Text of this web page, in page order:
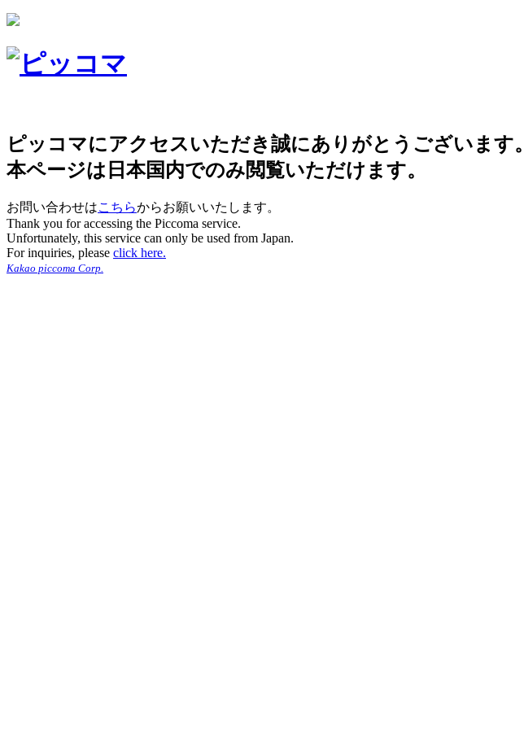
ピッコマにアクセスいただき誠にありがとうございます。
本ページは日本国内でのみ閲覧いただけます。
お問い合わせはこちらからお願いいたします。
Thank you for accessing the Piccoma service.
Unfortunately, this service can only be used from Japan.
For inquiries, please click here.
Kakao piccoma Corp.